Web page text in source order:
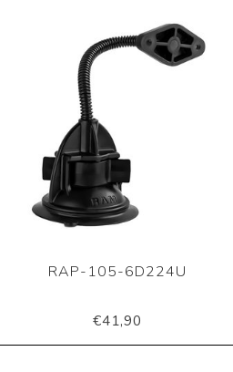
RAP-105-6D224U
€41,90